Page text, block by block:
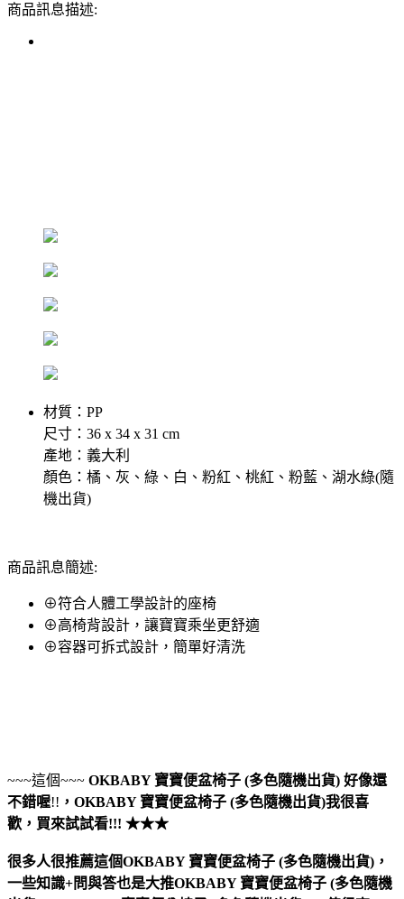
商品訊息描述:
材質：PP
尺寸：36 x 34 x 31 cm
產地：義大利
顏色：橘、灰、綠、白、粉紅、桃紅、粉藍、湖水綠(隨
機出貨)
商品訊息簡述:
⊕符合人體工學設計的座椅
⊕高椅背設計，讓寶寶乘坐更舒適
⊕容器可拆式設計，簡單好清洗
~~~這個~~~ OKBABY 寶寶便盆椅子 (多色隨機出貨) 好像還
不錯喔!! ， OKBABY 寶寶便盆椅子 (多色隨機出貨)我很喜
歡，買來試試看!!! ★★★
很多人很推薦這個OKBABY 寶寶便盆椅子 (多色隨機出貨)，
一些知識+問與答也是大推OKBABY 寶寶便盆椅子 (多色隨機